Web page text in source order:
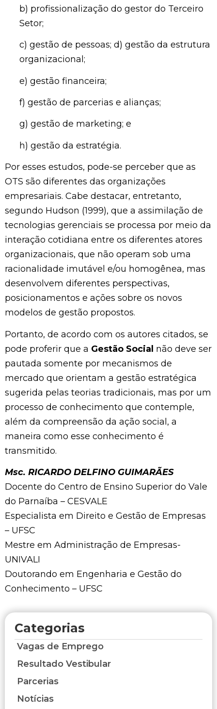
b) profissionalização do gestor do Terceiro
Setor;
c) gestão de pessoas; d) gestão da estrutura
organizacional;
e) gestão financeira;
f) gestão de parcerias e alianças;
g) gestão de marketing; e
h) gestão da estratégia.
Por esses estudos, pode-se perceber que as
OTS são diferentes das organizações
empresariais. Cabe destacar, entretanto,
segundo Hudson (1999), que a assimilação de
tecnologias gerenciais se processa por meio da
interação cotidiana entre os diferentes atores
organizacionais, que não operam sob uma
racionalidade imutável e/ou homogênea, mas
desenvolvem diferentes perspectivas,
posicionamentos e ações sobre os novos
modelos de gestão propostos.
Portanto, de acordo com os autores citados, se
pode proferir que a Gestão Social não deve ser
pautada somente por mecanismos de
mercado que orientam a gestão estratégica
sugerida pelas teorias tradicionais, mas por um
processo de conhecimento que contemple,
além da compreensão da ação social, a
maneira como esse conhecimento é
transmitido.
Msc. RICARDO DELFINO GUIMARÃES
Docente do Centro de Ensino Superior do Vale
do Parnaíba – CESVALE
Especialista em Direito e Gestão de Empresas
– UFSC
Mestre em Administração de Empresas-
UNIVALI
Doutorando em Engenharia e Gestão do
Conhecimento – UFSC
Categorias
Vagas de Emprego
Resultado Vestibular
Parcerias
Notícias